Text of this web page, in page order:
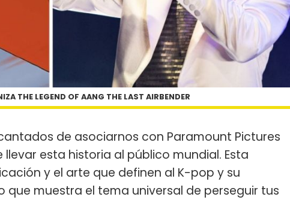
THE LEGEND OF AANG THE LAST AIRBENDER
de asociarnos con Paramount Pictures
esta historia al público mundial. Esta
y el arte que definen al K-pop y su
muestra el tema universal de perseguir tus